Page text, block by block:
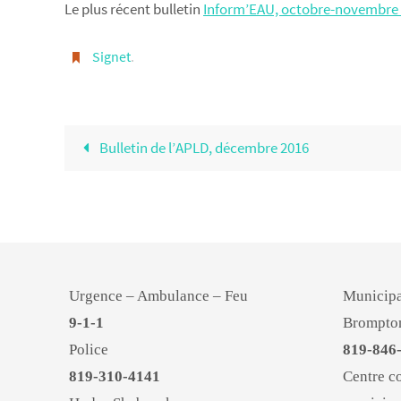
Le plus récent bulletin Inform’EAU, octobre-novembre
Signet.
Bulletin de l’APLD, décembre 2016
Urgence – Ambulance – Feu
9-1-1
Police
819-310-4141
819-
Centre